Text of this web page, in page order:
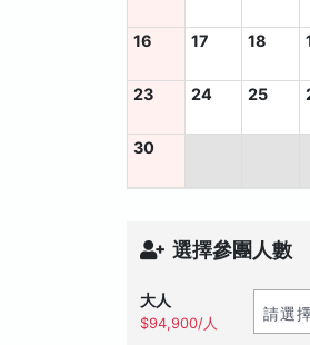
16 17 18
23 24 25
30
選擇參團人數
大人
$94,900/人